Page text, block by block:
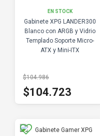
EN STOCK
Gabinete XPG LANDER300
Blanco con ARGB y Vidrio
Templado Soporte Micro-
ATX y Mini-ITX
$104.986
$104.723